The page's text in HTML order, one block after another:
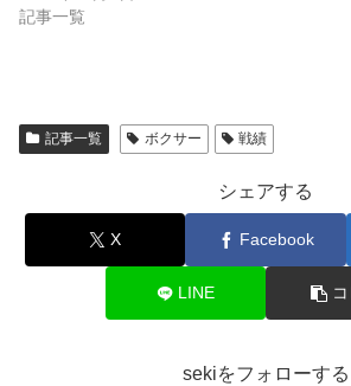
記事一覧
記事一覧 ボクサー 戦績
シェアする
X Facebook
LINE
sekiをフォローする